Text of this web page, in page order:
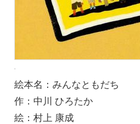
絵本名：みんなともだち
作：中川 ひろたか
絵：村上 康成